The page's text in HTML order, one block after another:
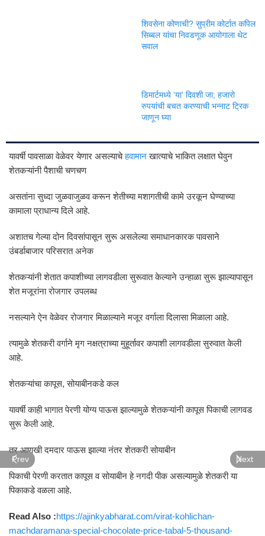
शिवसेना कोणाची? सुप्रीम कोर्टात कपिल
सिब्बल यांचा निवडणूक आयोगाला थेट
सवाल
डिमार्टमध्ये ‘या’ दिवशी जा; हजारो
रुपयांची बचत करण्याची भन्नाट ट्रिक
जाणून घ्या
यावर्षी पावसाळा वेळेवर येणार असल्याचेहवामानखात्याचे भाकित लक्षात घेवुन
शेतकऱ्यांनी पैशाची चणचण
असतांना सुध्दा जुळवाजुळव करून शेतीच्या मशागतीची कामे उरकून घेण्याच्या
कामाला प्राधान्य दिले आहे.
अशातच गेल्या दोन दिवसांपासून सुरू असलेल्या समाधानकारक पावसाने
उंबर्डाबाजार परिसरात अनेक
शेतकऱ्यांनी शेतात कपाशीच्या लागवडीला सुरूवात केल्याने उन्हाळा सुरू झाल्यापासून
शेत मजूरांना रोजगार उपलब्ध
नसल्याने ऐन वेळेवर रोजगार मिळाल्याने मजूर वर्गाला दिलासा मिळाला आहे.
त्यामुळे शेतकरी वर्गाने मृग नक्षत्राच्या मुहूर्तावर कपाशी लागवडीला सुरुवात केली
आहे.
शेतकऱ्यांचा कापूस, सोयाबीनकडे कल
यावर्षी काही भागात पेरणी योग्य पाऊस झाल्यामुळे शेतकऱ्यांनी कापूस पिकाची लागवड
सुरू केली आहे.
तर आणखी दमदार पाऊस झाल्या नंतर शेतकरी सोयाबीन
पिकाची पेरणी करतात कापूस व सोयाबीन हे नगदी पीक असल्यामुळे शेतकरी या
पिकाकडे वळला आहे.
Read Also :https://ajinkyabharat.com/virat-kohlichan-
machdaramana-special-chocolate-price-tabal-5-thousand-
Prev Next